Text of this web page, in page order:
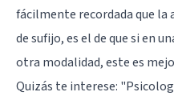
fácilmente recordada que
de sufijo, es el de que si en
otra modalidad, este es
Quizás te interese: "